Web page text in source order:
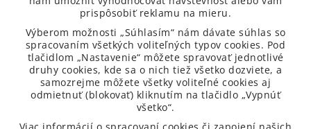
prispôsobiť reklamu na mieru.
Výberom možnosti „Súhlasím“ nám dávate súhlas so
spracovaním všetkých voliteľných typov cookies. Pod
tlačidlom „Nastavenie“ môžete spravovať jednotlivé
druhy cookies, kde sa o nich tiež všetko dozviete, a
samozrejme môžete všetky voliteľné cookies aj
odmietnuť (blokovať) kliknutím na tlačidlo „Vypnúť
všetko“.99 % spokojených zákazníků